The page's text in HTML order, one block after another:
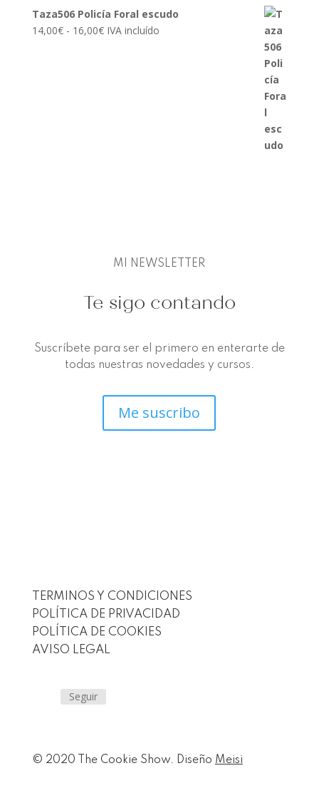
Taza506 Policía Foral escudo
14,00€ - 16,00€Rango
IVA incluído
MI NEWSLETTER
Te sigo contando
Suscríbete para ser el primero en enterarte de
todas nuestras novedades y cursos.
Me suscribo
TERMINOS Y CONDICIONES
POLÍTICA DE PRIVACIDAD
POLÍTICA DE COOKIES
AVISO LEGAL
Seguir
© 2020 The Cookie Show. Diseño Meisi